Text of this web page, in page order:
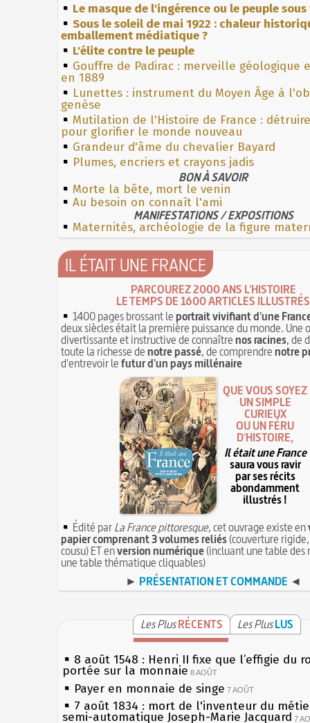
Le masque de l'ingérence ou le peuple
Sous le soleil de mai 1922 : chaleur
emballement médiatique ?
L'élite contre le peuple
Gouffre de Padirac : merveille géologique
en 1889
Lunettes : instrument du Moyen Âge à
genèse
Mutilation de l'Histoire de France :
pour glorifier le monde nouveau
Grandeur d'âme du chevalier Bayard
Plumes, encriers et crayons jadis
BON À SAVOIR
Morte la bête, mort le venin
Au besoin on connaît l'ami
MANIFESTATIONS / EXPOSITIONS
Maternités, archéologie de la figure
IL ÉTAIT UNE FRANCE
PARCOUREZ 2000 ANS L'HISTOIRE
LE TEMPS DE 1600 ARTICLES ILLUSTRÉS
1400 pages brossant leportrait vivifiant d'une
deux siècles était la première puissance du monde. Une
divertissante et instructive de connaîtrenos racines, de
toute la richesse denotre passé, de comprendrenotre
d'entrevoir lefutur d'un pays millénaire
QUE VOUS SOYEZ
UN SIMPLE
CURIEUX
OU UN FÉRU
D'HISTOIRE,
Il était une France
saura vous ravir
par ses récits
abondamment
illustrés !
Édité parLa France pittoresque, cet ouvrage existe en
papier comprenant 3 volumes reliés(couverture
cousu) ET enversion numérique(incluant une table des
une table thématique cliquables)
► PRÉSENTATION ET COMMANDE ◄
Les PlusRÉCENTS Les PlusLUS
8 août 1548 : Henri II fixe que l’effigie du
portée sur la monnaie 8 AOÛT
Payer en monnaie de singe 7 AOÛT
7 août 1834 : mort de l'inventeur du
semi-automatique Joseph-Marie Jacquard 7